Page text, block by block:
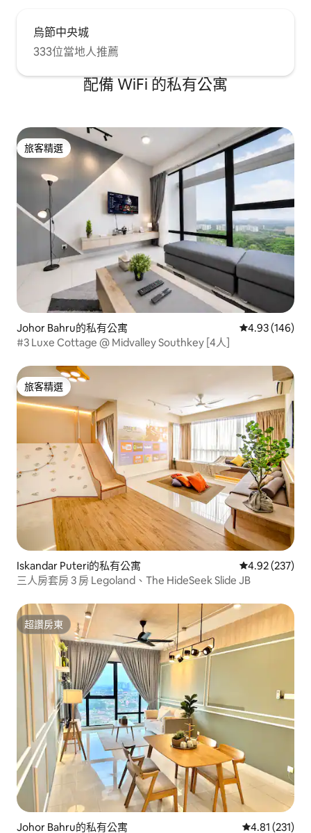
烏節中央城
333位當地人推薦
配備 WiFi 的私有公寓
旅客精選
旅客精選
Johor Bahru的私有公寓 從 146 則評價
4.93 (146)
#3 Luxe Cottage @ Midvalley Southkey [4人]
旅客精選
旅客精選
Iskandar Puteri的私有公寓 從 237 則評價
4.92 (237)
三人房套房 3 房 Legoland、The HideSeek Slide JB
超讚房東
超讚房東
Johor Bahru的私有公寓 從 231 則評價
4.81 (231)